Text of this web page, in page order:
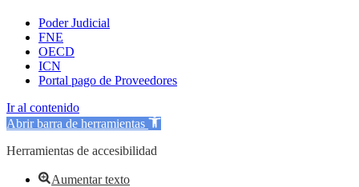
Poder Judicial
FNE
OECD
ICN
Portal pago de Proveedores
Ir al contenido
Abrir barra de herramientas
Herramientas de accesibilidad
Aumentar texto